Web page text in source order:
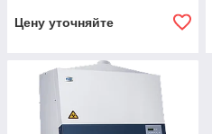
Цену уточняйте